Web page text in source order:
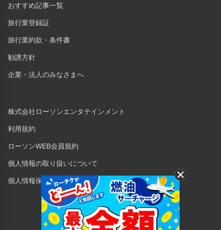
おすすめ記事一覧
旅行業登録証
旅行業約款・条件書
勧誘方針
企業・法人のみなさまへ
株式会社ローソンエンタテインメント
利用規約
ローソンWEB会員規約
個人情報の取り扱いについて
個人情報保護方針